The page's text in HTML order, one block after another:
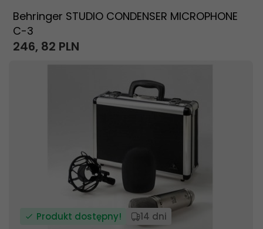
Behringer STUDIO CONDENSER MICROPHONE
C-3
246, 82 PLN
Produkt dostępny! 14 dni